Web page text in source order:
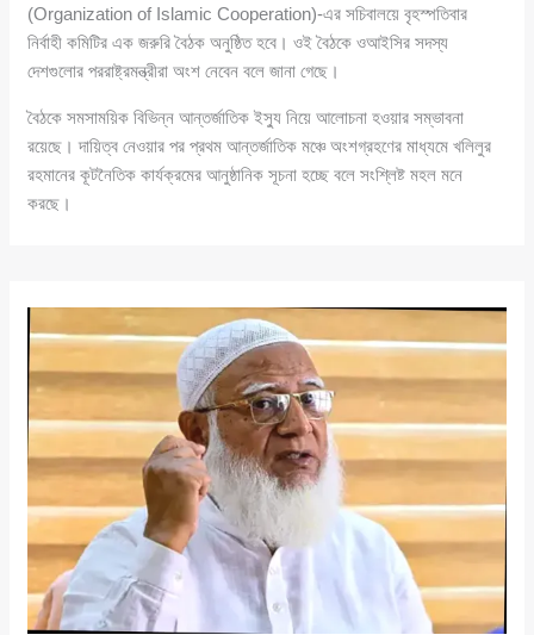
(Organization of Islamic Cooperation)-এর সচিবালয়ে বৃহস্পতিবার
নির্বাহী কমিটির এক জরুরি বৈঠক অনুষ্ঠিত হবে। ওই বৈঠকে ওআইসির সদস্য
দেশগুলোর পররাষ্ট্রমন্ত্রীরা অংশ নেবেন বলে জানা গেছে।
বৈঠকে সমসাময়িক বিভিন্ন আন্তর্জাতিক ইস্যু নিয়ে আলোচনা হওয়ার সম্ভাবনা
রয়েছে। দায়িত্ব নেওয়ার পর প্রথম আন্তর্জাতিক মঞ্চে অংশগ্রহণের মাধ্যমে খলিলুর
রহমানের কূটনৈতিক কার্যক্রমের আনুষ্ঠানিক সূচনা হচ্ছে বলে সংশ্লিষ্ট মহল মনে
করছে।